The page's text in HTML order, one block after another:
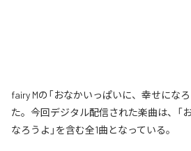
fairy Mの「おなかいっぱいに、幸せにな
た。今回デジタル配信された楽曲は、「
なろうよ」を含む全1曲となっている。